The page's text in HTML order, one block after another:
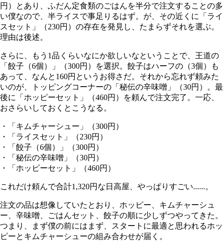
円）とあり、ふだん定食類のごはんを半分で注文することの多
い僕なので、半ライスで事足りるはず。が、その近くに「ライ
スセット」（230円）の存在を発見し、たまらずそれを選ぶ。
理由は後述。
さらに、もう1品くらいなにか欲しいなということで、王道の
「餃子（6個）」（300円）を選択。餃子はハーフの（3個）も
あって、なんと160円というお得さだ。それから忘れず頼みた
いのが、トッピングコーナーの「秘伝の辛味噌」（30円）。最
後に「ホッピーセット」（460円）を頼んで注文完了。一応、
おさらいしておくとこうなる。
・「キムチャーシュー」（300円）
・「ライスセット」（230円）
・「餃子（6個）」（300円）
・「秘伝の辛味噌」（30円）
・「ホッピーセット」（460円）
これだけ頼んで合計1,320円な日高屋、やっぱりすごい......。
注文の品は想像していたとおり、ホッピー、キムチャーシュ
ー、辛味噌、ごはんセット、餃子の順に少しずつやってきた。
つまり、まず僕の前にはまず、スタートに最適と思われるホッ
ピーとキムチャーシューの組み合わせが届く。